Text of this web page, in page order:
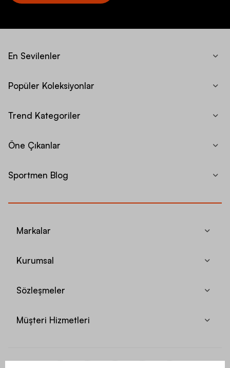
En Sevilenler
Popüler Koleksiyonlar
Trend Kategoriler
Öne Çıkanlar
Sportmen Blog
Markalar
Kurumsal
Sözleşmeler
Müşteri Hizmetleri